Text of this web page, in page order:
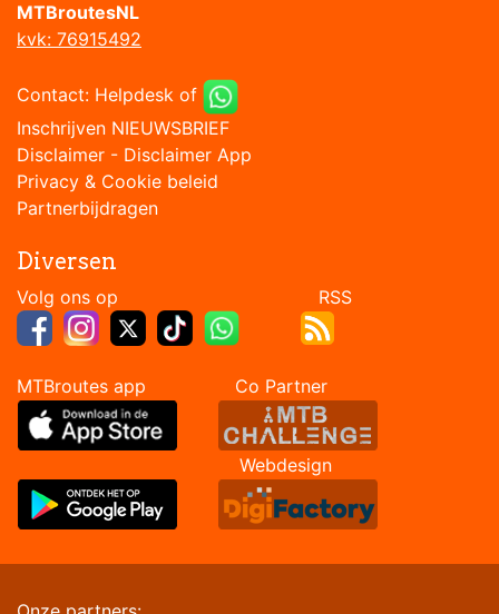
MTBroutesNL
kvk: 76915492
Contact: Helpdesk of
Inschrijven NIEUWSBRIEF
Disclaimer - Disclaimer App
Privacy & Cookie beleid
Partnerbijdragen
Diversen
Volg ons op RSS
MTBroutes app Co Partner
Webdesign